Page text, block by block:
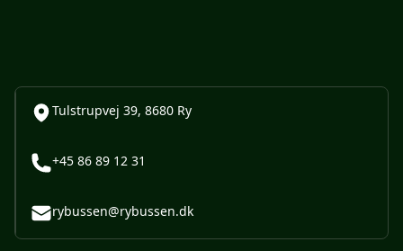
Tulstrupvej 39, 8680 Ry
+45 86 89 12 31
rybussen@rybussen.dk